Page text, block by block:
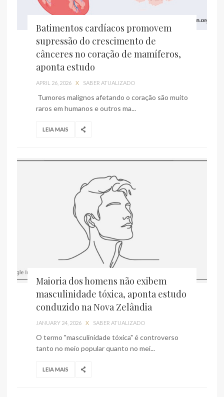
Batimentos cardíacos promovem
supressão do crescimento de
cânceres no coração de mamíferos,
aponta estudo
APRIL 26, 2026 X SABER ATUALIZADO
Tumores malignos afetando o coração são muito
raros em humanos e outros ma...
LEIA MAIS
Maioria dos homens não exibem
masculinidade tóxica, aponta estudo
conduzido na Nova Zelândia
JANUARY 24, 2026 X SABER ATUALIZADO
O termo "masculinidade tóxica" é controverso
tanto no meio popular quanto no mei...
LEIA MAIS